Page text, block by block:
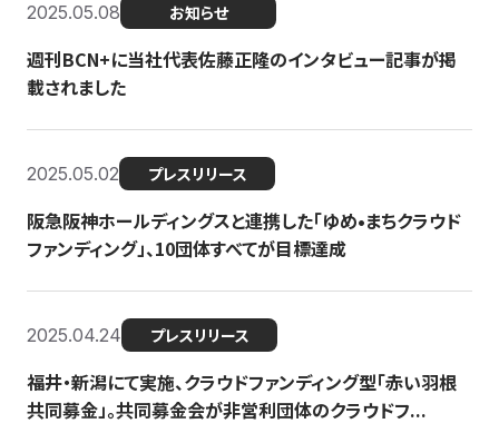
2025.05.08 お知らせ
週刊BCN+に当社代表佐藤正隆のインタビュー記事が掲
載されました
2025.05.02 プレスリリース
阪急阪神ホールディングスと連携した「ゆめ•まちクラウド
ファンディング」、10団体すべてが目標達成
2025.04.24 プレスリリース
福井・新潟にて実施、クラウドファンディング型「赤い羽根
共同募金」。共同募金会が非営利団体のクラウドフ...